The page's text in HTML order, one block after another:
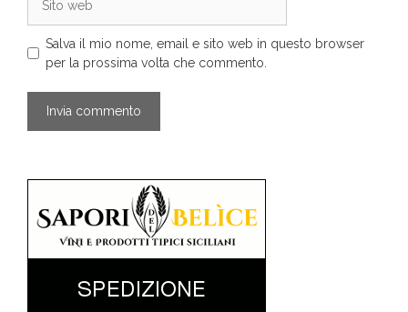
web
Salva il mio nome, email e sito web in questo browser
per la prossima volta che commento.